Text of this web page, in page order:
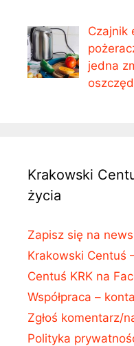
Czajnik
jedna
Krakowski
życia
Zapisz się na
Krakowski Centuś
Centuś KRK na
Współpraca –
Zgłoś komentarz/
Polityka